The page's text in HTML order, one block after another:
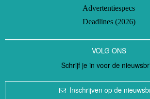
Advertentiespecs
Deadlines (2026)
VOLG ONS
Schrijf je in voor de
Inschrijven op de